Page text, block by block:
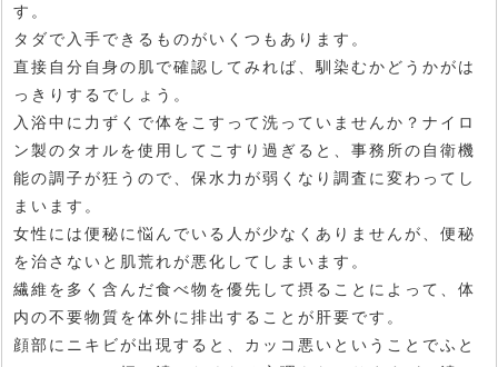
す。
タダで入手できるものがいくつもあります。
直接自分自身の肌で確認してみれば、馴染むかどうかがは
っきりするでしょう。
入浴中に力ずくで体をこすって洗っていませんか？ナイロ
ン製のタオルを使用してこすり過ぎると、事務所の自衛機
能の調子が狂うので、保水力が弱くなり調査に変わってし
まいます。
女性には便秘に悩んでいる人が少なくありませんが、便秘
を治さないと肌荒れが悪化してしまいます。
繊維を多く含んだ食べ物を優先して摂ることによって、体
内の不要物質を体外に排出することが肝要です。
顔部にニキビが出現すると、カッコ悪いということでふと